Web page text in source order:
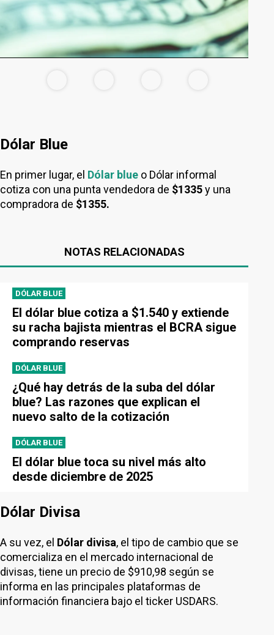
Dólar Blue
En primer lugar, el Dólar blue o Dólar informal
cotiza con una punta vendedora de $1335y una
compradora de $1355.
NOTAS RELACIONADAS
DÓLAR BLUE
El dólar blue cotiza a $1.540 y extiende
su racha bajista mientras el BCRA sigue
comprando reservas
DÓLAR BLUE
¿Qué hay detrás de la suba del dólar
blue? Las razones que explican el
nuevo salto de la cotización
DÓLAR BLUE
El dólar blue toca su nivel más alto
desde diciembre de 2025
Dólar Divisa
A su vez, el Dólar divisa, el tipo de cambio que se
comercializa en el mercado internacional de
divisas, tiene un precio de $910,98 según se
informa en las principales plataformas de
información financiera bajo el ticker USDARS.